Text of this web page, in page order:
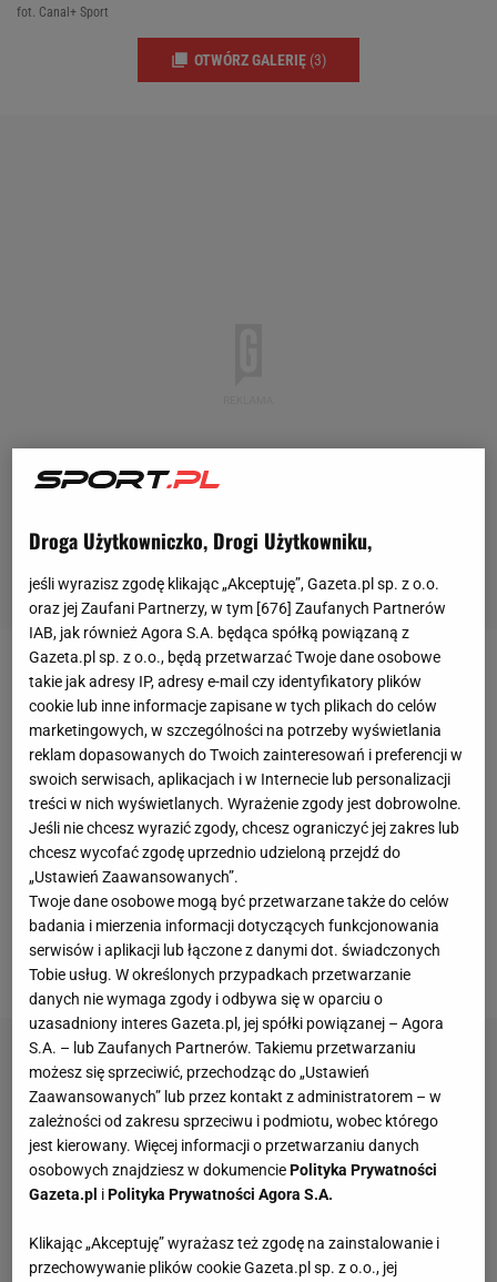
fot. Canal+ Sport
OTWÓRZ GALERIĘ (3)
Iga Świątek (3. WTA) udanie rozpoczęła rywalizację
w turnieju WTA 1000 w Rzymie. Reprezentantka
Polski, choć nie bez problemów, pokonała 6:1, 6:7
(5), 6:3 Amerykankę Catherine McNally (63. WTA) w
spotkaniu otwierającym piątkowe zmagania na
korcie centralnym. McNally to postać doskonale
znana Świątek, ponieważ te tenisistki grały w deblu
w juniorskich turniejach wielkoszlemowych, czego
efektem były triumfy w Wimbledonie i Roland Garros
w 2018 r.
Droga Użytkowniczko, Drogi Użytkowniku,
jeśli wyrazisz zgodę klikając „Akceptuję”, Gazeta.pl sp. z o.o.
oraz jej Zaufani Partnerzy, w tym [676] Zaufanych Partnerów
IAB, jak również Agora S.A. będąca spółką powiązaną z
Gazeta.pl sp. z o.o., będą przetwarzać Twoje dane osobowe
takie jak adresy IP, adresy e-mail czy identyfikatory plików
cookie lub inne informacje zapisane w tych plikach do celów
marketingowych, w szczególności na potrzeby wyświetlania
reklam dopasowanych do Twoich zainteresowań i preferencji w
swoich serwisach, aplikacjach i w Internecie lub personalizacji
treści w nich wyświetlanych. Wyrażenie zgody jest dobrowolne.
Jeśli nie chcesz wyrazić zgody, chcesz ograniczyć jej zakres lub
chcesz wycofać zgodę uprzednio udzieloną przejdź do
„Ustawień Zaawansowanych”.
Twoje dane osobowe mogą być przetwarzane także do celów
badania i mierzenia informacji dotyczących funkcjonowania
serwisów i aplikacji lub łączone z danymi dot. świadczonych
Tobie usług. W określonych przypadkach przetwarzanie
danych nie wymaga zgody i odbywa się w oparciu o
uzasadniony interes Gazeta.pl, jej spółki powiązanej – Agora
S.A. – lub Zaufanych Partnerów. Takiemu przetwarzaniu
możesz się sprzeciwić, przechodząc do „Ustawień
Zaawansowanych” lub przez kontakt z administratorem – w
zależności od zakresu sprzeciwu i podmiotu, wobec którego
jest kierowany. Więcej informacji o przetwarzaniu danych
osobowych znajdziesz w dokumenciePolityka Prywatności
Gazeta.pl iPolityka Prywatności Agora S.A.
Klikając „Akceptuję” wyrażasz też zgodę na zainstalowanie i
przechowywanie plików cookie Gazeta.pl sp. z o.o., jej